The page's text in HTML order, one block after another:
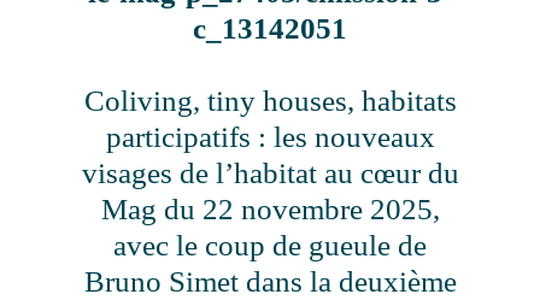
c_13142051
Coliving, tiny houses, habitats
participatifs : les nouveaux
visages de l’habitat au cœur du
Mag du 22 novembre 2025,
avec le coup de gueule de
Bruno Simet dans la deuxième